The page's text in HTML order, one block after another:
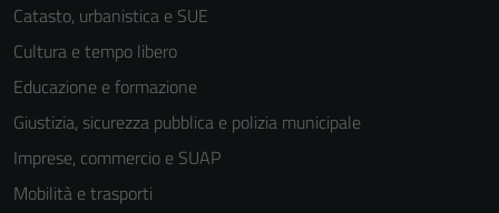
Catasto, urbanistica e SUE
Cultura e tempo libero
Educazione e formazione
Giustizia, sicurezza pubblica e polizia municipale
Imprese, commercio e SUAP
Mobilità e trasporti